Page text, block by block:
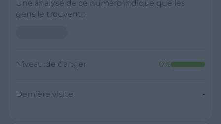
Une analyse de ce numéro indique que les
gens le trouvent :
Niveau de danger 0%
Dernière visite -